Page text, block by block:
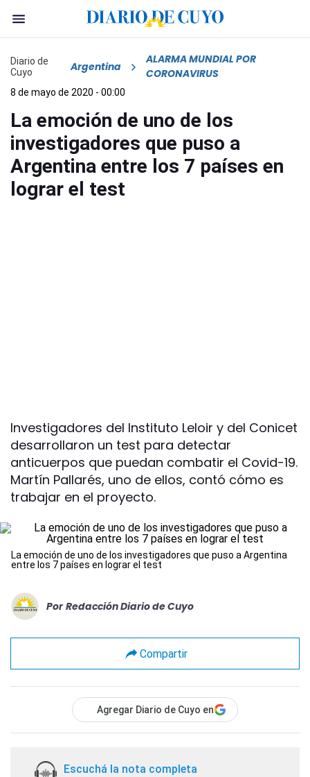
Diario de
Cuyo
Argentina
ALARMA MUNDIAL POR
CORONAVIRUS
8 de mayo de 2020 - 00:00
La emoción de uno de los
investigadores que puso a
Argentina entre los 7 países en
lograr el test
Investigadores del Instituto Leloir y del Conicet
desarrollaron un test para detectar
anticuerpos que puedan combatir el Covid-19.
Martín Pallarés, uno de ellos, contó cómo es
trabajar en el proyecto.
La emoción de uno de los investigadores que puso a Argentina
entre los 7 países en lograr el test
Por Redacción Diario de Cuyo
Compartir
Agregar Diario de Cuyo en
Escuchá la nota completa